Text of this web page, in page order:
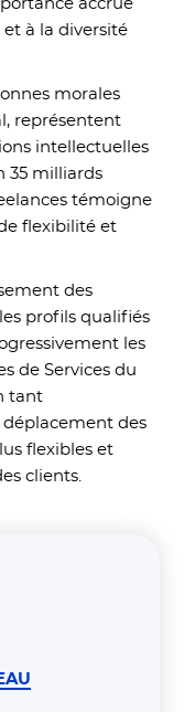
accrue
à la diversité
morales
représentent
intellectuelles
35 milliards
témoigne
flexibilité et
des
profils qualifiés
les
de Services du
tant
déplacement des
flexibles et
clients.